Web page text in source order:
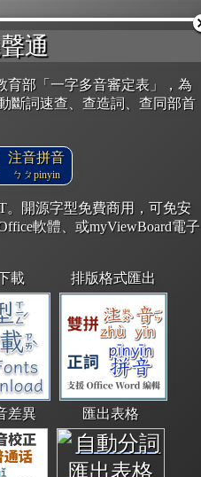
通
育部「一字多音審定表」，為
斷詞速查、查造詞、查同部首
注音拼音
ㄅㄆpinyin
。開源字型免費商用，可免安
軟體、或myViewBoard電子
載 排版格式匯出
差異 匯出表格